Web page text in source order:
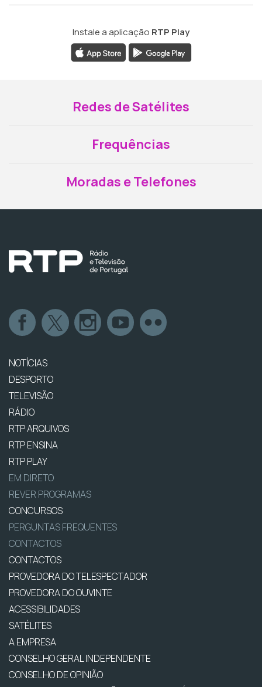
Instale a aplicação RTP Play
Redes de Satélites
Frequências
Moradas e Telefones
NOTÍCIAS
DESPORTO
TELEVISÃO
RÁDIO
RTP ARQUIVOS
RTP ENSINA
RTP PLAY
EM DIRETO
REVER PROGRAMAS
CONCURSOS
PERGUNTAS FREQUENTES
CONTACTOS
CONTACTOS
PROVEDORA DO TELESPECTADOR
PROVEDORA DO OUVINTE
ACESSIBILIDADES
SATÉLITES
A EMPRESA
CONSELHO GERAL INDEPENDENTE
CONSELHO DE OPINIÃO